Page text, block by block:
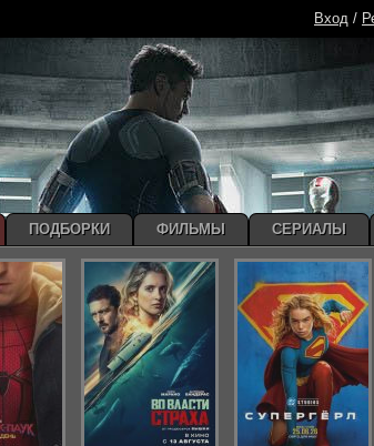
Вход /
ПОДБОРКИ ФИЛЬМЫ СЕРИАЛЫ